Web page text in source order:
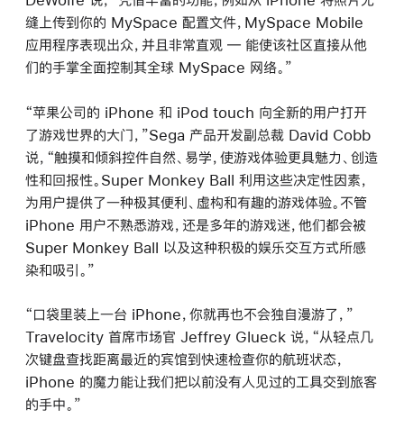
缝上传到你的 MySpace 配置文件，MySpace Mobile
应用程序表现出众，并且非常直观 ― 能使该社区直接从他
们的手掌全面控制其全球 MySpace 网络。”
“苹果公司的 iPhone 和 iPod touch 向全新的用户打开
了游戏世界的大门，”Sega 产品开发副总裁 David Cobb
说，“触摸和倾斜控件自然、易学，使游戏体验更具魅力、创造
性和回报性。Super Monkey Ball 利用这些决定性因素，
为用户提供了一种极其便利、虚构和有趣的游戏体验。不管
iPhone 用户不熟悉游戏，还是多年的游戏迷，他们都会被
Super Monkey Ball 以及这种积极的娱乐交互方式所感
染和吸引。”
“口袋里装上一台 iPhone，你就再也不会独自漫游了，”
Travelocity 首席市场官 Jeffrey Glueck 说，“从轻点几
次键盘查找距离最近的宾馆到快速检查你的航班状态，
iPhone 的魔力能让我们把以前没有人见过的工具交到旅客
的手中。”